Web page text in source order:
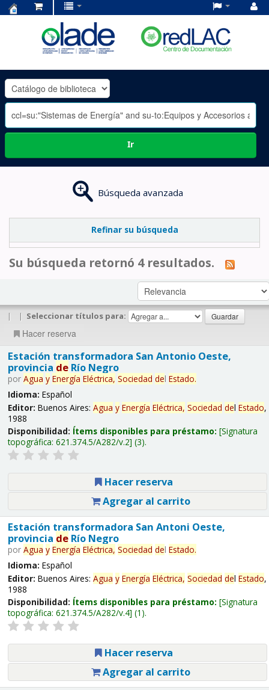
OLADE
-
Ir
Búsqueda avanzada
Refinar su búsqueda
Su búsqueda retornó 4 resultados.
| | Seleccionar títulos para:
Hacer reserva
Estación transformadora San Antonio Oeste,
provincia deRío Negro
por Agua y Energía Eléctrica, Sociedad del Estado.
Idioma: Español
Editor: Buenos Aires: Agua y Energía Eléctrica, Sociedad del Estado,
1988
Disponibilidad: Ítems disponibles para préstamo: Signatura
topográfica: 621.374.5/A282/v.2 (3).
Hacer reserva
Agregar al carrito
Estación transformadora San Antoni Oeste,
provincia deRío Negro
por Agua y Energía Eléctrica, Sociedad del Estado.
Idioma: Español
Editor: Buenos Aires: Agua y Energía Eléctrica, Sociedad del Estado,
1988
Disponibilidad: Ítems disponibles para préstamo: Signatura
topográfica: 621.374.5/A282/v.4 (1).
Hacer reserva
Agregar al carrito